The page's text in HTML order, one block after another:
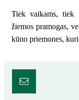
Tiek vaikams, tiek
žiemos pramogas,
kūno priemones,